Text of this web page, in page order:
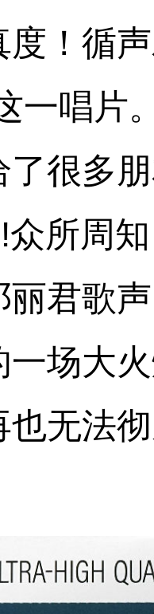
！循
一唱片
了很多
众所周
丽君歌
一场大
也无法